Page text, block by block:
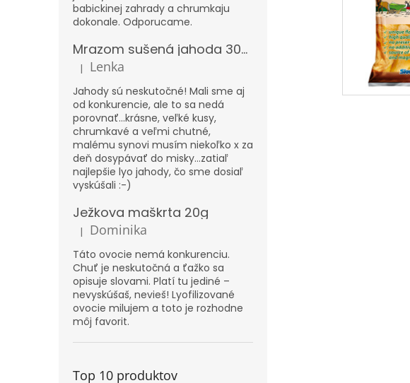
babickinej zahrady a chrumkaju
dokonale. Odporucame.
Mrazom sušená jahoda 300g – XXL
Hodnotenie produktu je 5 z 5 hviezdičiek.
| Lenka
Jahody sú neskutočné! Mali sme aj
od konkurencie, ale to sa nedá
porovnať...krásne, veľké kusy,
chrumkavé a veľmi chutné,
malému synovi musím niekoľko x za
deň dosypávať do misky...zatiaľ
najlepšie lyo jahody, čo sme dosiaľ
vyskúšali :-)
Ježkova maškrta 20g
Hodnotenie produktu je 5 z 5 hviezdičiek.
| Dominika
Táto ovocie nemá konkurenciu.
Chuť je neskutočná a ťažko sa
opisuje slovami. Platí tu jediné –
nevyskúšaš, nevieš! Lyofilizované
ovocie milujem a toto je rozhodne
môj favorit.
Top 10 produktov